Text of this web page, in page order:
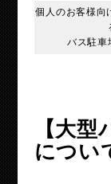
個人のお客様向
バス駐車
【大
につい